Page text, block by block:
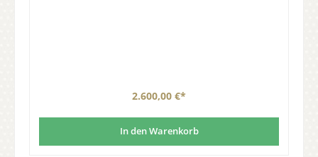
2.600,00 €*
In den Warenkorb